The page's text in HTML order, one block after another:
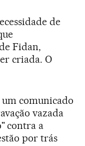
de
Fidan,
criada. O
comunicado
vazada
contra a
por trás